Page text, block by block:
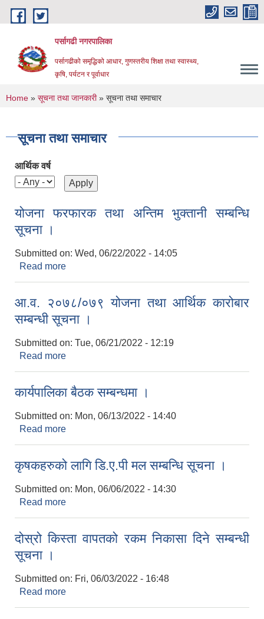
Skip to main content
पर्सागढी नगरपालिका
पर्सागढीको समृद्धिको आधार, गुणस्तरीय शिक्षा तथा स्वास्थ्य,
कृषि, पर्यटन र पूर्वाधार
You are here
Home » सूचना तथा जानकारी» सूचना तथा समाचार
सूचना तथा समाचार
आर्थिक वर्ष
योजना फरफारक तथा अन्तिम भुक्तानी सम्बन्धि
सूचना ।
Submitted on: Wed, 06/22/2022 - 14:05
Read more
आ.व. २०७८/०७९ योजना तथा आर्थिक कारोबार
सम्बन्धी सूचना ।
Submitted on: Tue, 06/21/2022 - 12:19
Read more
कार्यपालिका बैठक सम्बन्धमा ।
Submitted on: Mon, 06/13/2022 - 14:40
Read more
कृषकहरुको लागि डि.ए.पी मल सम्बन्धि सूचना ।
Submitted on: Mon, 06/06/2022 - 14:30
Read more
दोस्रो किस्ता वापतको रकम निकासा दिने सम्बन्धी
सूचना ।
Submitted on: Fri, 06/03/2022 - 16:48
Read more